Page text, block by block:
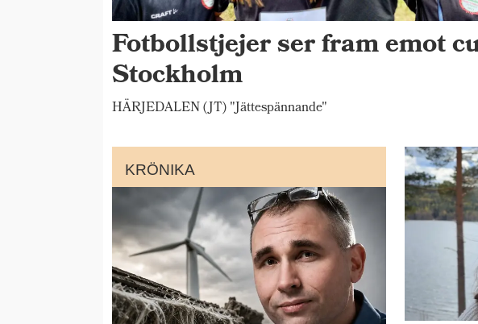
Fotbollstjejer ser fram emot
Stockholm
HÄRJEDALEN (JT) "Jättespännande"
KRÖNIKA